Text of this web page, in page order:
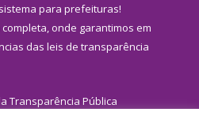
sistema para prefeituras!
completa, onde garantimos em
das leis de transparência
Transparência Pública